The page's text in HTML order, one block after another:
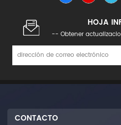
HOJA
-- Obtener
CONTACTO